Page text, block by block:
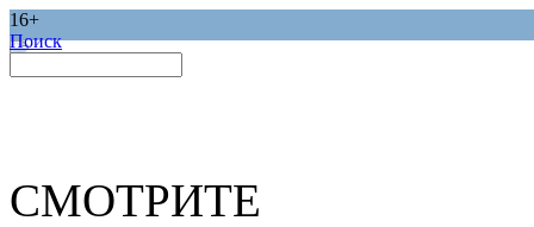
16+
Поиск
СМОТРИТЕ